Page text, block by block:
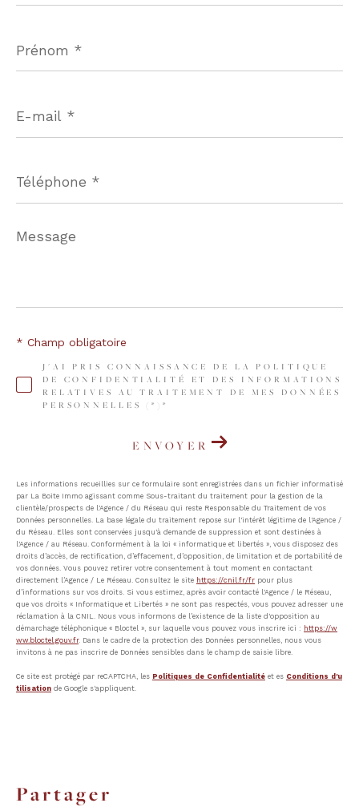
*
mail
*
*
Message
*
J'AI PRIS CONNAISSANCE DE LA POLITIQUE
DE CONFIDENTIALITÉ ET DES INFORMATIONS
RELATIVES AU TRAITEMENT DE MES DONNÉES
PERSONNELLES (*)*
* Champ obligatoire
ENVOYER
Les informations recueillies sur ce formulaire sont enregistrées dans un fichier informatisé
par La Boite Immo agissant comme Sous-traitant du traitement pour la gestion de la
clientèle/prospects de l'Agence / du Réseau qui reste Responsable du Traitement de vos
Données personnelles. La base légale du traitement repose sur l'intérêt légitime de l'Agence /
du Réseau. Elles sont conservées jusqu'à demande de suppression et sont destinées à
l'Agence / au Réseau. Conformément à la loi « informatique et libertés », vous disposez des
droits d’accès, de rectification, d’effacement, d’opposition, de limitation et de portabilité de
vos données. Vous pouvez retirer votre consentement à tout moment en contactant
directement l’Agence / Le Réseau. Consultez le site https://cnil.fr/fr pour plus
d’informations sur vos droits. Si vous estimez, après avoir contacté l'Agence / le Réseau,
que vos droits « Informatique et Libertés » ne sont pas respectés, vous pouvez adresser une
réclamation à la CNIL. Nous vous informons de l’existence de la liste d'opposition au
démarchage téléphonique « Bloctel », sur laquelle vous pouvez vous inscrire ici : https://w
ww.bloctel.gouv.fr. Dans le cadre de la protection des Données personnelles, nous vous
invitons à ne pas inscrire de Données sensibles dans le champ de saisie libre.
Ce site est protégé par reCAPTCHA, les Politiques de Confidentialité et es Conditions d'u
tilisation de Google s'appliquent.
partager